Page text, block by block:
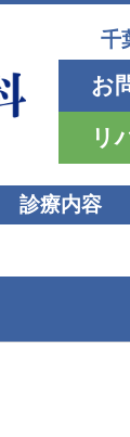
千葉県千葉
千
お
リ
診療内容